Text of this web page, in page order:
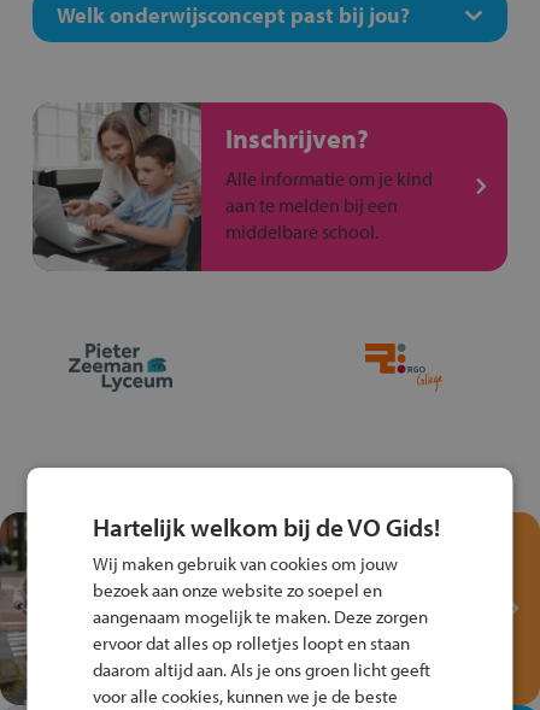
Welk onderwijsconcept past bij jou?
Inschrijven?
Alle informatie om je kind
aan te melden bij een
middelbare school.
Test je kennis met het
Fiets Veilig
Verkeersspel!
Speel het Fiets Veilig Verkeersspel
en win een Cortina-fiets!
Hartelijk welkom bij de VO Gids!
Wij maken gebruik van cookies om jouw
bezoek aan onze website zo soepel en
aangenaam mogelijk te maken. Deze zorgen
ervoor dat alles op rolletjes loopt en staan
daarom altijd aan. Als je ons groen licht geeft
voor alle cookies, kunnen we je de beste